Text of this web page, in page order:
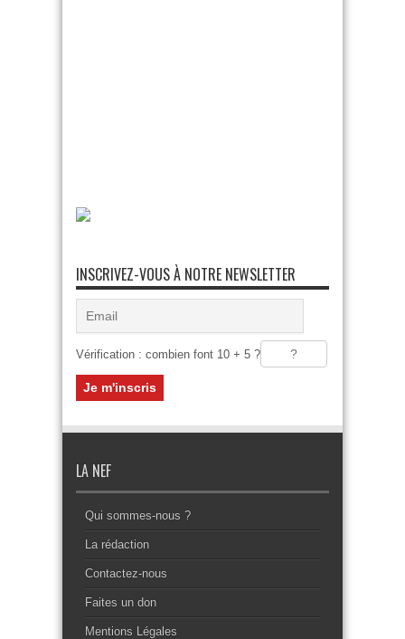
INSCRIVEZ-VOUS À NOTRE NEWSLETTER
Vérification : combien font 10 + 5 ?
LA NEF
Qui sommes-nous ?
La rédaction
Contactez-nous
Faites un don
Mentions Légales